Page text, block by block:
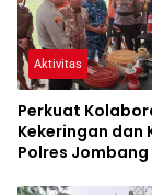
Aktivitas
Perkuat
Kekeringan dan
Polres Jombang